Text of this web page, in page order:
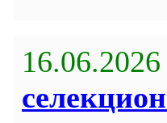
16.06.2026